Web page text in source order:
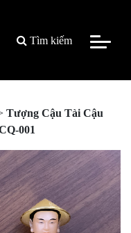
Tìm kiếm
Tượng Cậu Tài Cậu
001